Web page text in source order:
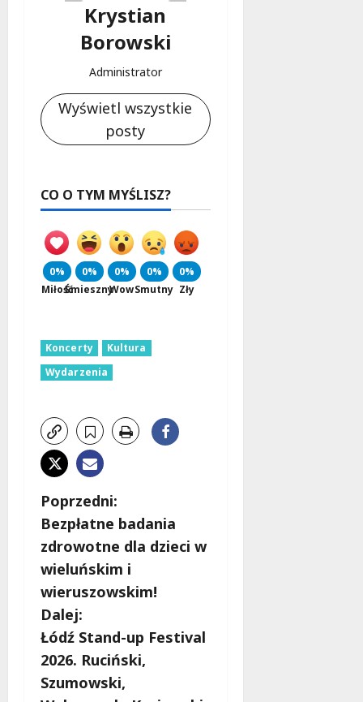
Krystian
Borowski
Administrator
Wyświetl wszystkie
posty
CO O TYM MYŚLISZ?
0%
Miłość
0%
Śmieszny
0%
Wow
0%
Smutny
0%
Zły
Koncerty
Kultura
Wydarzenia
Z
o
b
a
c
z
Poprzedni:
Bezpłatne badania
zdrowotne dla dzieci w
wieluńskim i
wieruszowskim!
Dalej:
Łódź Stand-up Festival
2026. Ruciński,
Szumowski,